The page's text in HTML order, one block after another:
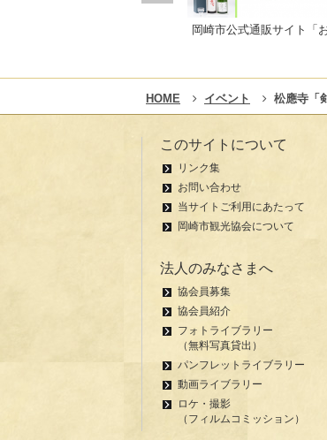
岡崎市公式通販サイト「
HOME イベント 松應寺「
このサイトについて
リンク集
お問い合わせ
当サイトご利用にあたって
岡崎市観光協会について
法人のみなさまへ
協会員募集
協会員紹介
フォトライブラリー
（無料写真貸出）
パンフレットライブラリー
動画ライブラリー
ロケ・撮影
（フィルムコミッション）